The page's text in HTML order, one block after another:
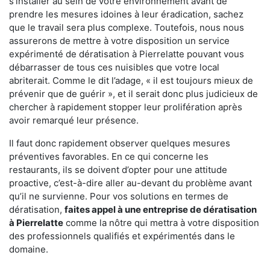
prendre les mesures idoines à leur éradication, sachez
que le travail sera plus complexe. Toutefois, nous nous
assurerons de mettre à votre disposition un service
expérimenté de dératisation à Pierrelatte pouvant vous
débarrasser de tous ces nuisibles que votre local
abriterait. Comme le dit l’adage, « il est toujours mieux de
prévenir que de guérir », et il serait donc plus judicieux de
chercher à rapidement stopper leur prolifération après
avoir remarqué leur présence.
Il faut donc rapidement observer quelques mesures
préventives favorables. En ce qui concerne les
restaurants, ils se doivent d’opter pour une attitude
proactive, c’est-à-dire aller au-devant du problème avant
qu’il ne survienne. Pour vos solutions en termes de
dératisation, faites appel à une entreprise de dératisation
à Pierrelatte comme la nôtre qui mettra à votre disposition
des professionnels qualifiés et expérimentés dans le
domaine.